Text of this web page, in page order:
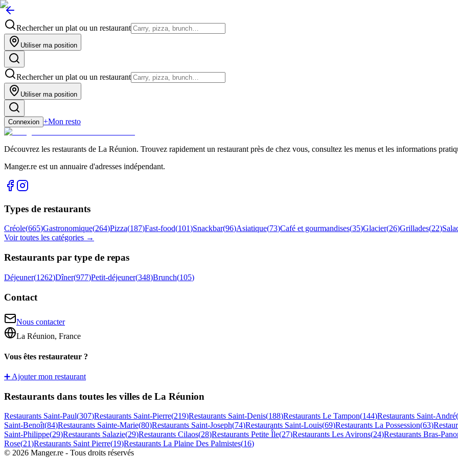
Rechercher un plat ou un restaurant
Utiliser ma position
Rechercher un plat ou un restaurant
Utiliser ma position
Connexion +Mon resto
Découvrez les restaurants de La Réunion. Trouvez rapidement un restaurant près de chez vous, consultez les menus et les informations
Manger.re est un annuaire d'adresses indépendant.
Types de restaurants
Créole(665)Gastronomique(264)Pizza(187)Fast-food(101)Snackbar(96)Asiatique(73)Café et gourmandises(35)Glacier(26)Grillades(22)
Voir toutes les catégories →
Restaurants par type de repas
Déjeuner(1262)Dîner(977)Petit-déjeuner(348)Brunch(105)
Contact
Nous contacter
La Réunion, France
Vous êtes restaurateur ?
➕ Ajouter mon restaurant
Restaurants dans toutes les villes de La Réunion
Restaurants Saint-Paul(307)Restaurants Saint-Pierre(219)Restaurants Saint-Denis(188)Restaurants Le Tampon(144)Restaurants Saint-André(
Saint-Benoît(84)Restaurants Sainte-Marie(80)Restaurants Saint-Joseph(74)Restaurants Saint-Louis(69)Restaurants La Possession(63)
Saint-Philippe(29)Restaurants Salazie(29)Restaurants Cilaos(28)Restaurants Petite Île(27)Restaurants Les Avirons(24)Restaurants Bras-
Rose(21)Restaurants Saint Pierre(19)Restaurants La Plaine Des Palmistes(16)
© 2026 Manger.re - Tous droits réservés